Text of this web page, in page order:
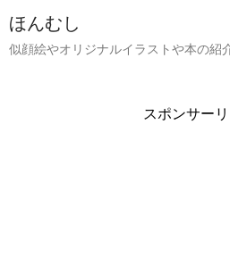
ほんむし
似顔絵やオリジナルイラストや本の紹
スポンサー